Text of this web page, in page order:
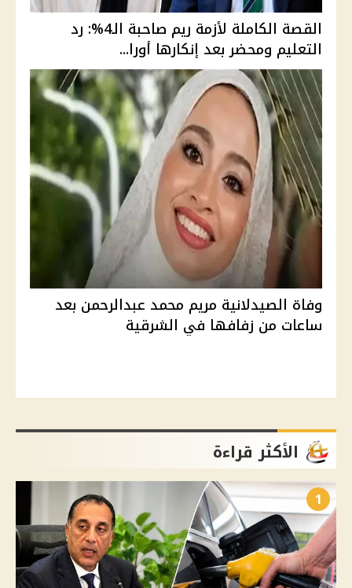
القصة الكاملة لأزمة ريم صاحبة الـ4%: رد
التعليم ومحضر بعد إنكارها أورا...
وفاة الصيدلانية مريم محمد عبدالرحمن بعد
ساعات من زفافها في الشرقية
الأكثر قراءة
1